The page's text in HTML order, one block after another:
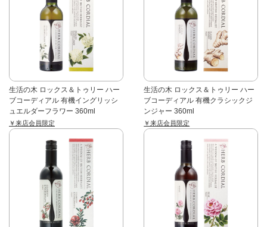
生活の木 ロックス＆トゥリー ハー
ブコーディアル 有機イングリッシ
ュエルダーフラワー 360ml
￥来店会員限定
生活の木 ロックス＆トゥリー ハー
ブコーディアル 有機クラシックジ
ンジャー 360ml
￥来店会員限定